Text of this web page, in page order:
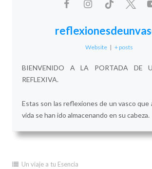
Website | + posts
BIENVENIDO A LA PORTADA DE
REFLEXIVA.
Estas son las reflexiones de un vasco que
vida se han ido almacenando en su cabeza.
Un viaje a tu Esencia